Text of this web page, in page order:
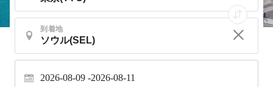
到着地
2026-08-09 2026-08-11